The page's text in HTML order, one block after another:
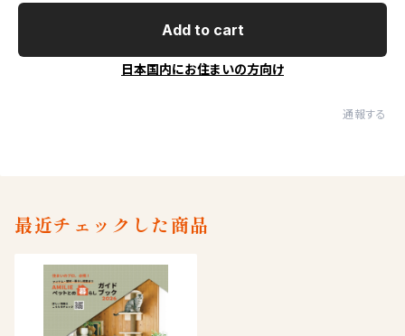
Add to cart
日本国内にお住まいの方向け
通報する
最近チェックした商品